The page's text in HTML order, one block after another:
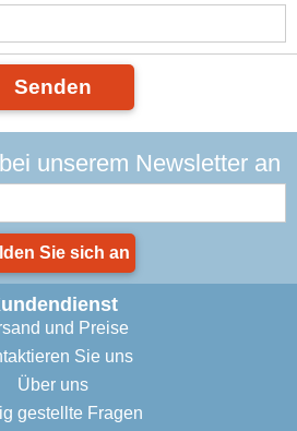
Senden
unserem Newsletter an
Sie sich an
und Preise
Sie uns
Über uns
gestellte Fragen